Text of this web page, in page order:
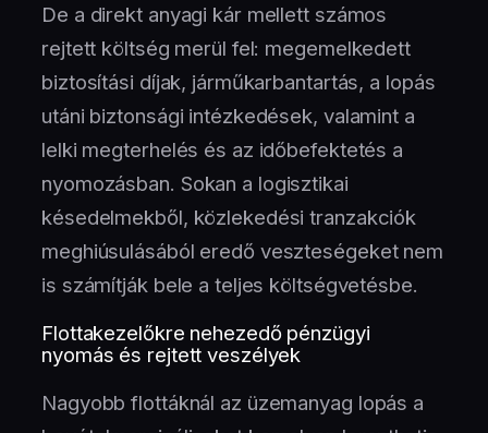
De a direkt anyagi kár mellett számos
rejtett költség merül fel: megemelkedett
biztosítási díjak, járműkarbantartás, a lopás
utáni biztonsági intézkedések, valamint a
lelki megterhelés és az időbefektetés a
nyomozásban. Sokan a logisztikai
késedelmekből, közlekedési tranzakciók
meghiúsulásából eredő veszteségeket nem
is számítják bele a teljes költségvetésbe.
Flottakezelőkre nehezedő pénzügyi
nyomás és rejtett veszélyek
Nagyobb flottáknál az üzemanyag lopás a